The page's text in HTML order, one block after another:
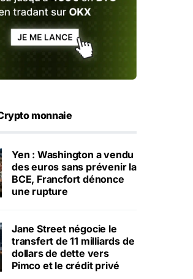
monnaie
Yen : Washington a vendu
des euros sans prévenir la
BCE, Francfort dénonce
une rupture
Jane Street négocie le
transfert de 11 milliards de
dollars de dette vers
Pimco et le crédit privé